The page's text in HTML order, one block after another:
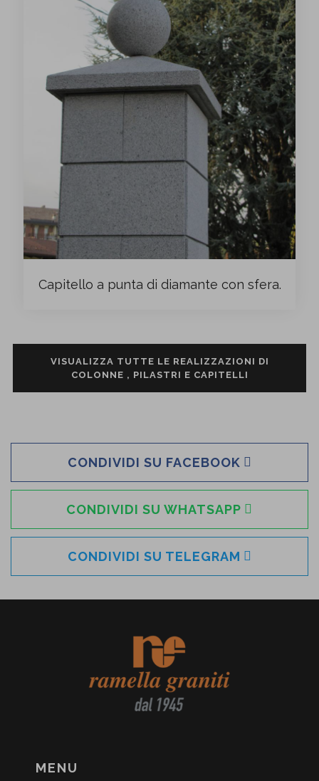
Capitello a punta di diamante con sfera.
VISUALIZZA TUTTE LE REALIZZAZIONI DI
COLONNE , PILASTRI E CAPITELLI
CONDIVIDI SU FACEBOOK
CONDIVIDI SU WHATSAPP
CONDIVIDI SU TELEGRAM
MENU